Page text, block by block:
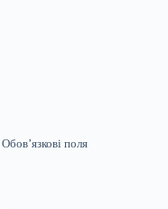
Обов’язкові поля